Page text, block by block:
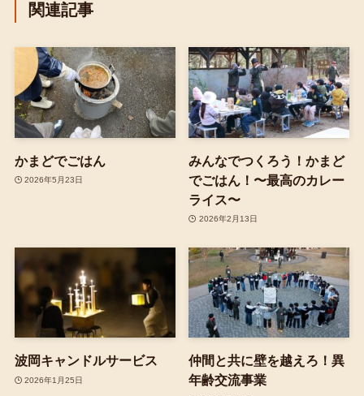
関連記事
かまどでごはん
2026年5月23日
みんなでつくろう！かまど
でごはん！〜最高のカレー
ライス〜
2026年2月13日
波岡キャンドルサービス
2026年1月25日
仲間と共に壁を越えろ！異
年齢交流事業